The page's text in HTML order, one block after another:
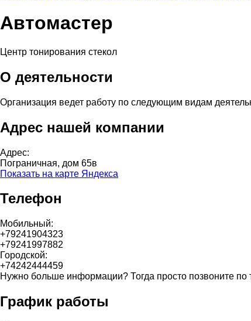
Автомастер
Центр тонирования стекол
О деятельности
Организация ведет работу по следующим видам
Адрес нашей компании
Адрес:
Пограничная, дом 65в
Показать на карте Яндекса
Телефон
Мобильный:
+79241904323
+79241997882
Городской:
+74242444459
Нужно больше информации? Тогда просто позвоните
График работы